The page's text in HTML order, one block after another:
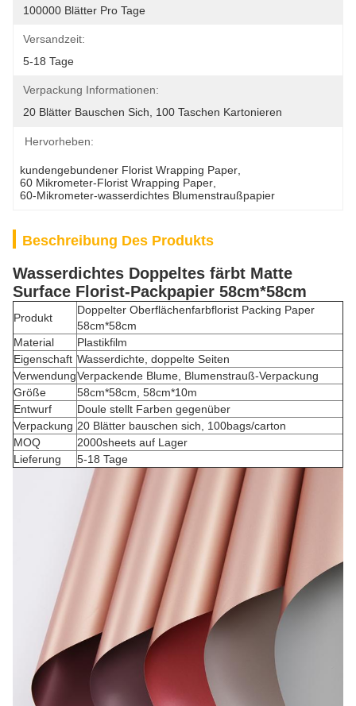
100000 Blätter Pro Tage
Versandzeit:
5-18 Tage
Verpackung Informationen:
20 Blätter Bauschen Sich, 100 Taschen Kartonieren
Hervorheben:
kundengebundener Florist Wrapping Paper
60 Mikrometer-Florist Wrapping Paper
60-Mikrometer-wasserdichtes Blumenstraußpapier
Beschreibung Des Produkts
Wasserdichtes Doppeltes färbt Matte
Surface Florist-Packpapier 58cm*58cm
Produkt
Doppelter Oberflächenfarbflorist Packing Paper
58cm*58cm
Material
Plastikfilm
Eigenschaft Wasserdichte, doppelte Seiten
VerwendungVerpackende Blume, Blumenstrauß-Verpackung
Größe
58cm*58cm, 58cm*10m
Entwurf
Doule stellt Farben gegenüber
Verpackung 20 Blätter bauschen sich, 100bags/carton
MOQ
2000sheets auf Lager
Lieferung
5-18 Tage